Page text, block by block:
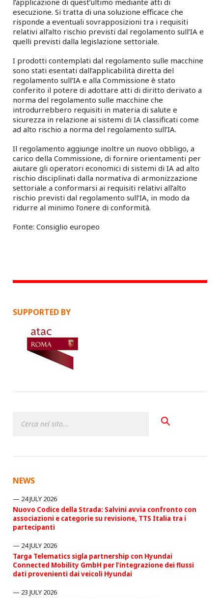
esecuzione. Si tratta di una soluzione efficace che
risponde a eventuali sovrapposizioni tra i requisiti
relativi all’alto rischio previsti dal regolamento sull’IA e
quelli previsti dalla legislazione settoriale.
I prodotti contemplati dal regolamento sulle macchine
sono stati esentati dall’applicabilità diretta del
regolamento sull’IA e alla Commissione è stato
conferito il potere di adottare atti di diritto derivato a
norma del regolamento sulle macchine che
introdurrebbero requisiti in materia di salute e
sicurezza in relazione ai sistemi di IA classificati come
ad alto rischio a norma del regolamento sull’IA.
Il regolamento aggiunge inoltre un nuovo obbligo, a
carico della Commissione, di fornire orientamenti per
aiutare gli operatori economici di sistemi di IA ad alto
rischio disciplinati dalla normativa di armonizzazione
settoriale a conformarsi ai requisiti relativi all’alto
rischio previsti dal regolamento sull’IA, in modo da
ridurre al minimo l’onere di conformità.
Fonte: Consiglio europeo
SUPPORTED BY
NEWS
24 JULY 2026
Nuovo Codice della Strada: Salvini avvia confronto con
associazioni e categorie su revisione, TTS Italia tra i
partecipanti
24 JULY 2026
Targa Telematics sigla partnership con Hyundai
Connected Mobility GmbH per l’integrazione dei flussi
dati provenienti dai veicoli Hyundai
23 JULY 2026